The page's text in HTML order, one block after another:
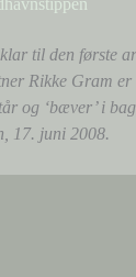
til den første
Rikke Gram
og ‘bæver’ i
17. juni 2008.